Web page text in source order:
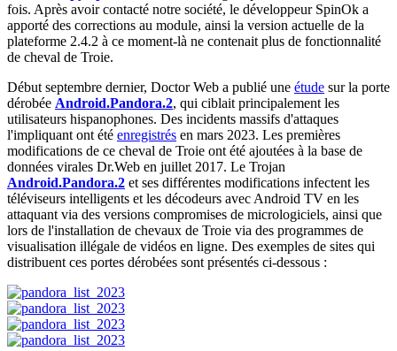
fois. Après avoir contacté notre société, le développeur SpinOk a
apporté des corrections au module, ainsi la version actuelle de la
plateforme 2.4.2 à ce moment-là ne contenait plus de fonctionnalité
de cheval de Troie.
Début septembre dernier, Doctor Web a publié une étude sur la porte
dérobée Android.Pandora.2, qui ciblait principalement les
utilisateurs hispanophones. Des incidents massifs d'attaques
l'impliquant ont été enregistrés en mars 2023. Les premières
modifications de ce cheval de Troie ont été ajoutées à la base de
données virales Dr.Web en juillet 2017. Le Trojan
Android.Pandora.2 et ses différentes modifications infectent les
téléviseurs intelligents et les décodeurs avec Android TV en les
attaquant via des versions compromises de micrologiciels, ainsi que
lors de l'installation de chevaux de Troie via des programmes de
visualisation illégale de vidéos en ligne. Des exemples de sites qui
distribuent ces portes dérobées sont présentés ci-dessous :